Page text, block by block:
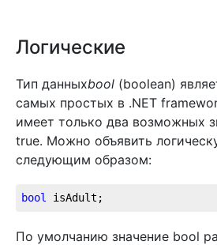
Логические
Тип данныхbool (boolean)
самых простых в .NET
имеет только два возможных
true. Можно объявить
следующим образом:
bool isAdult;
По умолчанию значение bool